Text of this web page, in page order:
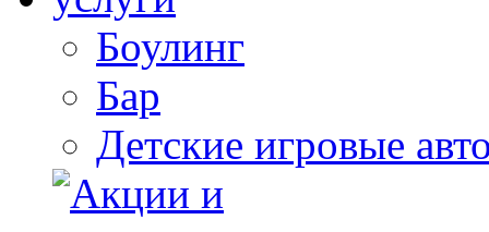
Боулинг
Бар
Детские игровые